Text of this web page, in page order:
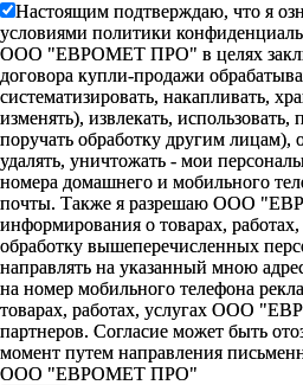
Настоящим подтверждаю, что я
условиями политики
ООО "ЕВРОМЕТ ПРО" в целях
договора купли-продажи
систематизировать, накапливать,
изменять), извлекать, использовать,
поручать обработку другим лицам),
удалять, уничтожать - мои
номера домашнего и мобильного
почты. Также я разрешаю ООО
информирования о товарах, работах,
обработку вышеперечисленных
направлять на указанный мною
на номер мобильного телефона
товарах, работах, услугах ООО
партнеров. Согласие может быть
момент путем направления
ООО "ЕВРОМЕТ ПРО"